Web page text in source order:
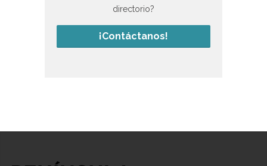
directorio?
¡Contáctanos!